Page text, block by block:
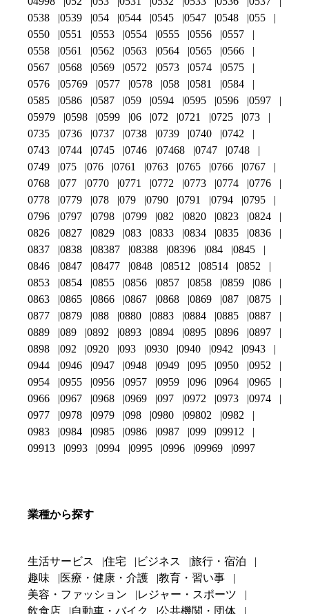
0538
0539 054 0544 0545 0547 0548
055
0550
0551 0553 0554 0555 0556
0557
0558
0561 0562 0563 0564 0565
0566
0567
0568 0569 0572 0573 0574
0575
0576
05769 0577 0578 058 0581
0584
0585
0586 0587 059 0594 0595 0596
0597
05979
0598 0599 06 072 0721 0725
073
0735
0736 0737 0738 0739 0740
0742
0743
0744 0745 0746 07468 0747
0748
0749
075 076 0761 0763 0765 0766
0767
0768
077 0770 0771 0772 0773 0774
0776
0778
0779 078 079 0790 0791 0794
0795
0796
0797 0798 0799 082 0820 0823
0824
0826
0827 0829 083 0833 0834 0835
0836
0837
0838 08387 08388 08396 084
0845
0846
0847 08477 0848 08512 08514
0852
0853
0854 0855 0856 0857 0858 0859
086
0863
0865 0866 0867 0868 0869 087
0875
0877
0879 088 0880 0883 0884 0885
0887
0889
089 0892 0893 0894 0895 0896
0897
0898
092 0920 093 0930 0940 0942
0943
0944
0946 0947 0948 0949 095 0950
0952
0954
0955 0956 0957 0959 096 0964
0965
0966
0967 0968 0969 097 0972 0973
0974
0977
0978 0979 098 0980 09802
0982
0983
0984 0985 0986 0987 099
09912
09913
0993 0994 0995 0996 09969 0997
業種から探す
生活サービス 住宅 ビジネス
旅行・宿泊
趣味
医療・健康・介護
教育・習い事
美容・ファッション
レジャー・スポーツ
飲食店
自動車・バイク
公共機関・団体